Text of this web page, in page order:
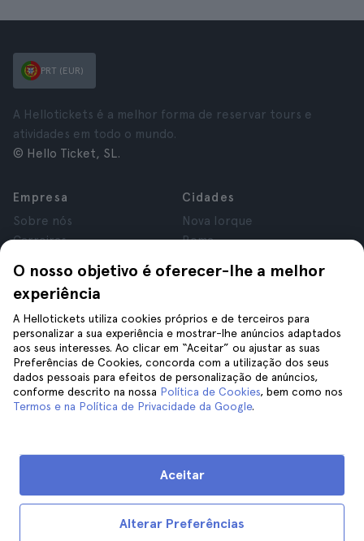
O nosso objetivo é oferecer-lhe a melhor
experiência
A Hellotickets utiliza cookies próprios e de terceiros para
personalizar a sua experiência e mostrar-lhe anúncios adaptados
aos seus interesses. Ao clicar em “Aceitar” ou ajustar as suas
Preferências de Cookies, concorda com a utilização dos seus
dados pessoais para efeitos de personalização de anúncios,
conforme descrito na nossa Política de Cookies, bem como nos
Termos e na Política de Privacidade da Google.
Alterar Preferências
Aceitar
PRT (EUR)
A Hellotickets é a melhor forma de reservar tours e
atividades em todo o mundo.
© Hello Ticket, SL.
Empresa
Sobre nós
Carreiras
Avaliações
Privacidade
Termos e Condições
Aviso Legal
Cookies
Cidades
Nova Iorque
Roma
Londres
Cracóvia
Tenerife
Ajuda
Siga-nos